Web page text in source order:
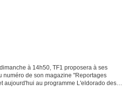
à 14h50, TF1 proposera à ses
numéro de son magazine "Reportages
aujourd'hui au programme L'eldorado des